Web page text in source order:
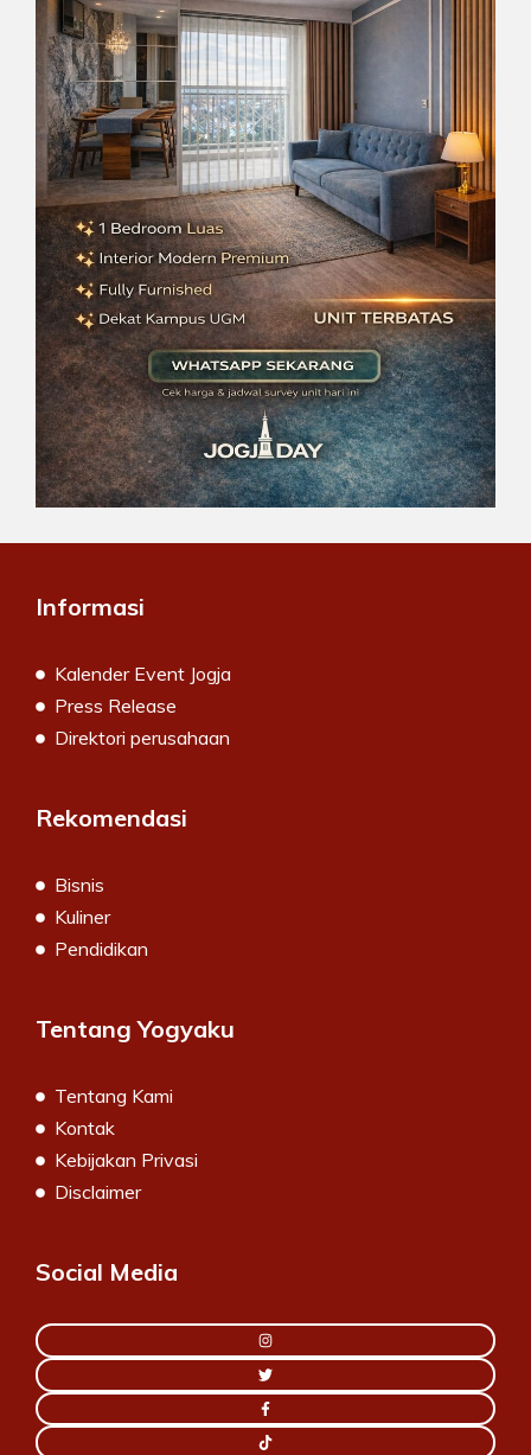
Informasi
Kalender Event Jogja
Press Release
Direktori perusahaan
Rekomendasi
Bisnis
Kuliner
Pendidikan
Tentang Yogyaku
Tentang Kami
Kontak
Kebijakan Privasi
Disclaimer
Social Media